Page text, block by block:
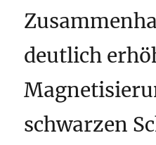
deutlich
schwarzen